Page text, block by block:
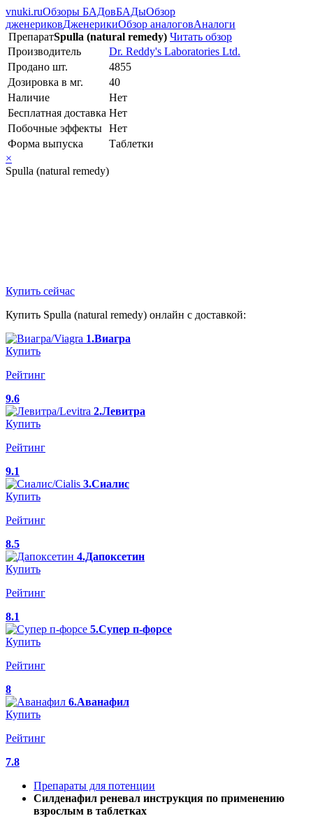
vnuki.ruОбзоры БАДовБАДыОбзор
дженериковДженерикиОбзор аналоговАналоги
ПрепаратSpulla (natural remedy) Читать обзор
Производитель
Dr. Reddy's Laboratories Ltd.
Продано шт.
4855
Дозировка в мг.
40
Наличие
Нет
Бесплатная доставка Нет
Побочные эффекты Нет
Форма выпуска
Таблетки
×
Spulla (natural remedy)
Купить сейчас
Купить Spulla (natural remedy) онлайн с доставкой:
1.Виагра
Купить
Рейтинг
9.6
2.Левитра
Купить
Рейтинг
9.1
3.Сиалис
Купить
Рейтинг
8.5
4.Дапоксетин
Купить
Рейтинг
8.1
5.Супер п-форсе
Купить
Рейтинг
8
6.Аванафил
Купить
Рейтинг
7.8
Препараты для потенции
Силденафил реневал инструкция по применению
взрослым в таблетках